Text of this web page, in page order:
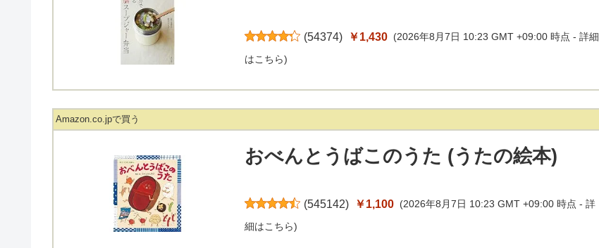
(54374) ￥1,430 (2026年8月7日 10:23 GMT +09:00 時点 -詳細
はこちら)
Amazon.co.jpで買う
おべんとうばこのうた (うたの絵本)
(545142) ￥1,100 (2026年8月7日 10:23 GMT +09:00 時点 -詳
細はこちら)